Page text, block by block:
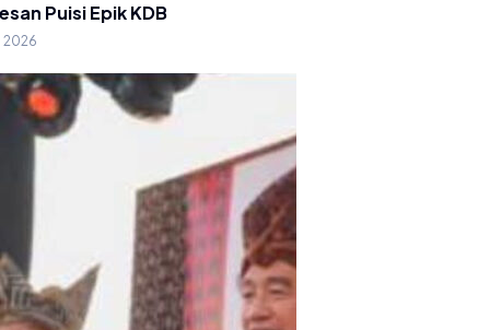
Puisi Epik KDB
2026